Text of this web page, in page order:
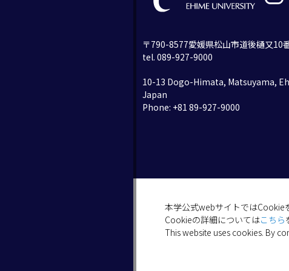
本学公式webサイトではCookie
Cookieの詳細についてはこちら
This website uses cookies. By
〒790-8577愛媛県松山市道後樋又10
tel. 089-927-9000
10-13 Dogo-Himata, Matsuyama,
Japan
Phone: +81 89-927-9000